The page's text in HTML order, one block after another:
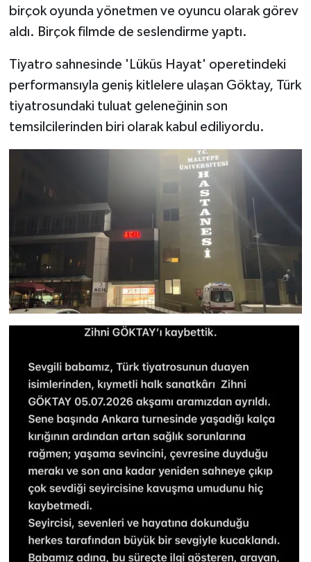
birçok oyunda yönetmen ve oyuncu olarak görev
aldı. Birçok filmde de seslendirme yaptı.
Tiyatro sahnesinde 'Lüküs Hayat' operetindeki
performansıyla geniş kitlelere ulaşan Göktay, Türk
tiyatrosundaki tuluat geleneğinin son
temsilcilerinden biri olarak kabul ediliyordu.